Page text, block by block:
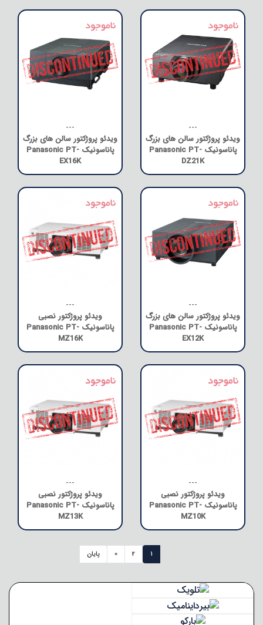
---
ویدئو پروژکتور سالن های بزرگ
پاناسونیک Panasonic PT-
DZ21K
---
ویدئو پروژکتور سالن های بزرگ
پاناسونیک Panasonic PT-
EX16K
---
ویدئو پروژکتور سالن های بزرگ
پاناسونیک Panasonic PT-
EX12K
---
ویدئو پروژکتور نصبی
پاناسونیک Panasonic PT-
MZ16K
---
ویدئو پروژکتور نصبی
پاناسونیک Panasonic PT-
MZ10K
---
ویدئو پروژکتور نصبی
پاناسونیک Panasonic PT-
MZ13K
1
2
» پایان